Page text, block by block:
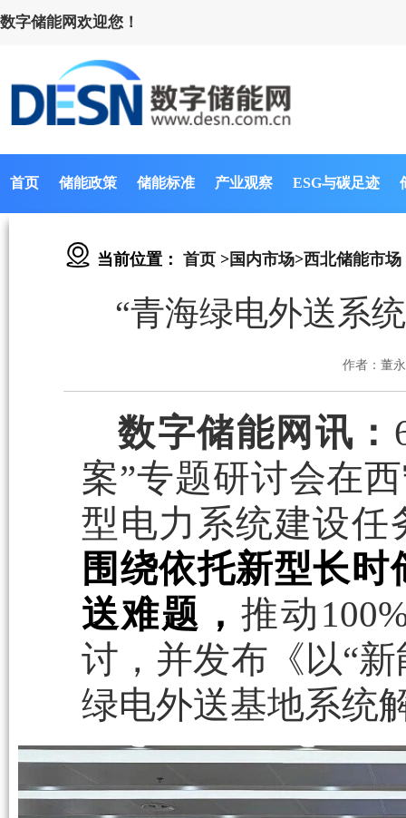
数字储能网欢迎您！
首页 储能政策 储能标准 产业观察 ESG与碳足迹
当前位置： 首页 >国内市场>西北储能市场
“青海绿电外送系
作者：董
数字储能网讯：
案”专题研讨会在
型电力系统建设任
围绕依托新型长
送难题， 推动
讨，并发布《以“
绿电外送基地系统